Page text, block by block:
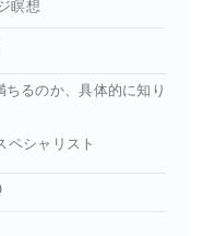
瞑想
ちるのか、具体的に知り
ペシャリスト